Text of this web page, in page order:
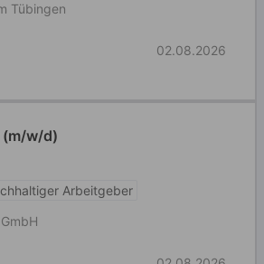
Tübingen
02.08.2026
(m/w/d)
Arbeitgeber